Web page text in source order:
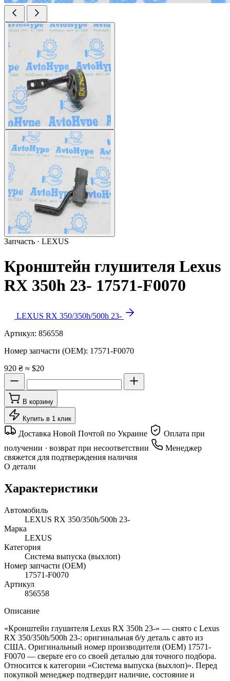
Запчасть · LEXUS
Кронштейн глушителя Lexus
RX 350h 23- 17571-F0070
LEXUS RX 350/350h/500h 23-
Артикул: 856558
Номер запчасти (OEM): 17571-F0070
920 ₴ ≈ $20
В корзину
Купить в 1 клик
Доставка Новой Почтой по Украине
Оплата при
получении · возврат при несоответствии
Менеджер
свяжется для подтверждения наличия
О детали
Характеристики
Автомобиль
LEXUS RX 350/350h/500h 23-
Марка
LEXUS
Категория
Система выпуска (выхлоп)
Номер запчасти (OEM)
17571-F0070
Артикул
856558
Описание
«Кронштейн глушителя Lexus RX 350h 23-» — снято с Lexus
RX 350/350h/500h 23-: оригинальная б/у деталь с авто из
США. Оригинальный номер производителя (OEM) 17571-
F0070 — сверьте его со своей деталью для точного подбора.
Относится к категории «Система выпуска (выхлоп)». Перед
покупкой менеджер подтвердит наличие, состояние и